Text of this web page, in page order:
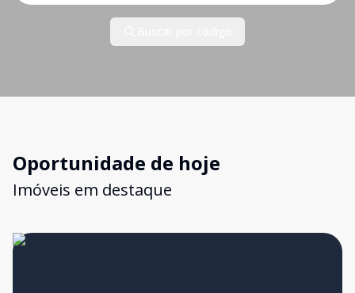
Oportunidade de hoje
Imóveis em destaque